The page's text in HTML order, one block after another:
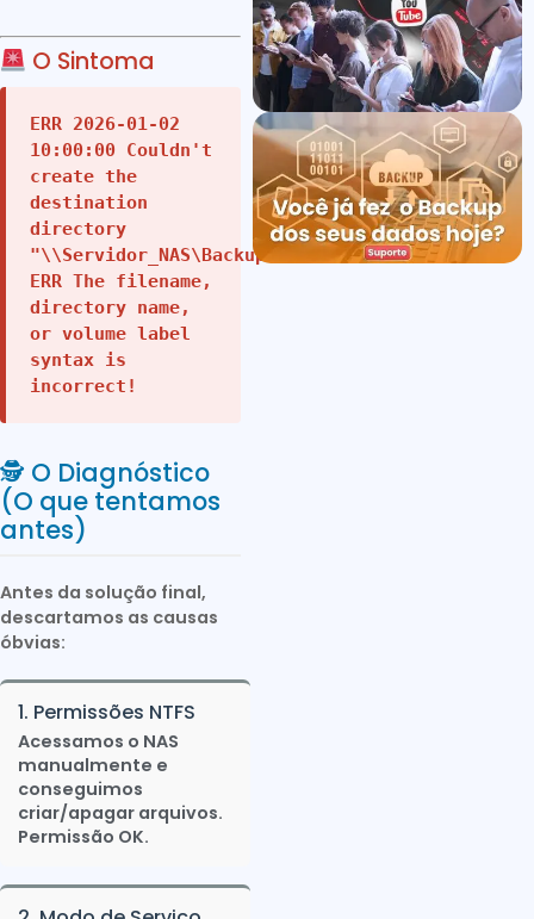
O Sintoma
ERR 2026-01-02
10:00:00 Couldn't
create the
destination
directory
"\\Servidor_NAS\Backup"
ERR The filename,
directory name,
or volume label
syntax is
incorrect!
🕵️ O Diagnóstico
(O que tentamos
antes)
Antes da solução final,
descartamos as causas
óbvias:
1. Permissões NTFS
Acessamos o NAS
manualmente e
conseguimos
criar/apagar arquivos.
Permissão OK.